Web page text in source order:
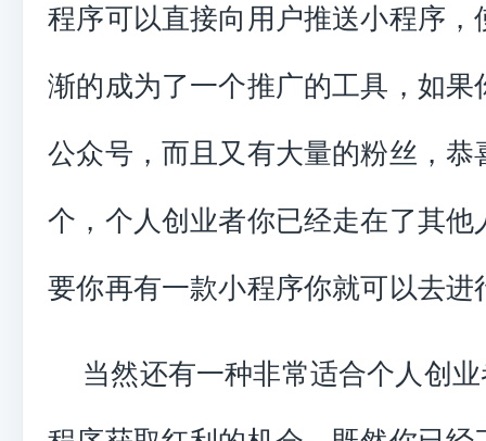
程序可以直接向用户推送小程序，
渐的成为了一个推广的工具，如果
公众号，而且又有大量的粉丝，恭
个，个人创业者你已经走在了其他
要你再有一款小程序你就可以去进
当然还有一种非常适合个人创